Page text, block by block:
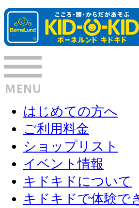
はじめての方へ
ご利用料金
ショップリスト
イベント情報
キドキドについて
キドキドで体験で